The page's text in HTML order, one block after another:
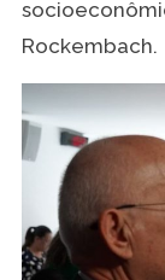
Rockembach.